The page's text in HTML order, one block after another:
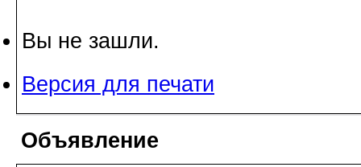
Вы не зашли.
Версия для печати
Объявление